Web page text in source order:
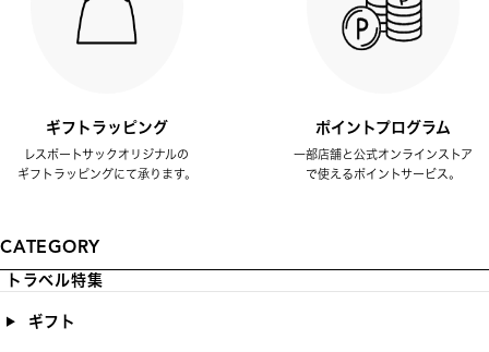
ギフトラッピング
レスポートサックオリジナルの
ギフトラッピングにて承ります。
ポイントプログラム
一部店舗と公式オンラインストア
で使えるポイントサービス。
CATEGORY
トラベル特集
ギフト